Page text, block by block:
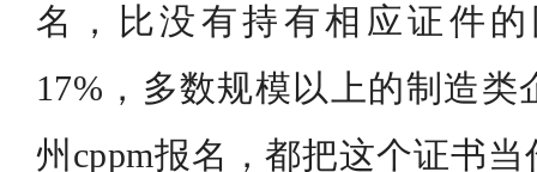
名，比没有持有相应证件
17%，多数规模以上的制造类
州cppm报名，都把这个证书